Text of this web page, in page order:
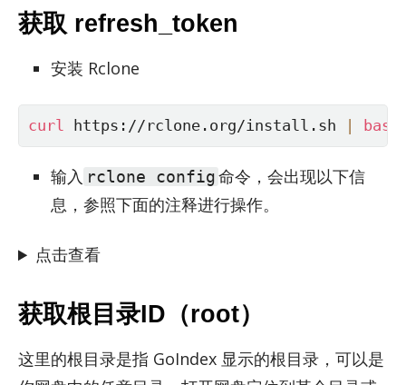
获取 refresh_token
安装 Rclone
curl https://rclone.org/install.sh | bash
输入 rclone config命令，会出现以下信
息，参照下面的注释进行操作。
点击查看
获取根目录ID（root）
这里的根目录是指 GoIn­dex 显示的根目录，可以是